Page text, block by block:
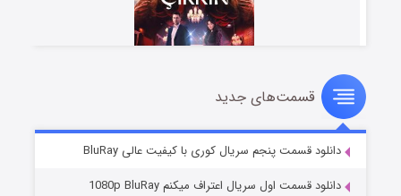
سریال زشت
قسمت۲ (زیرنویس) منتشر شد
قسمت‌های جدید
دانلود قسمت پنجم سریال کوری با کیفیت عالی BluRay
دانلود قسمت اول سریال اعتراف میکنم 1080p BluRay